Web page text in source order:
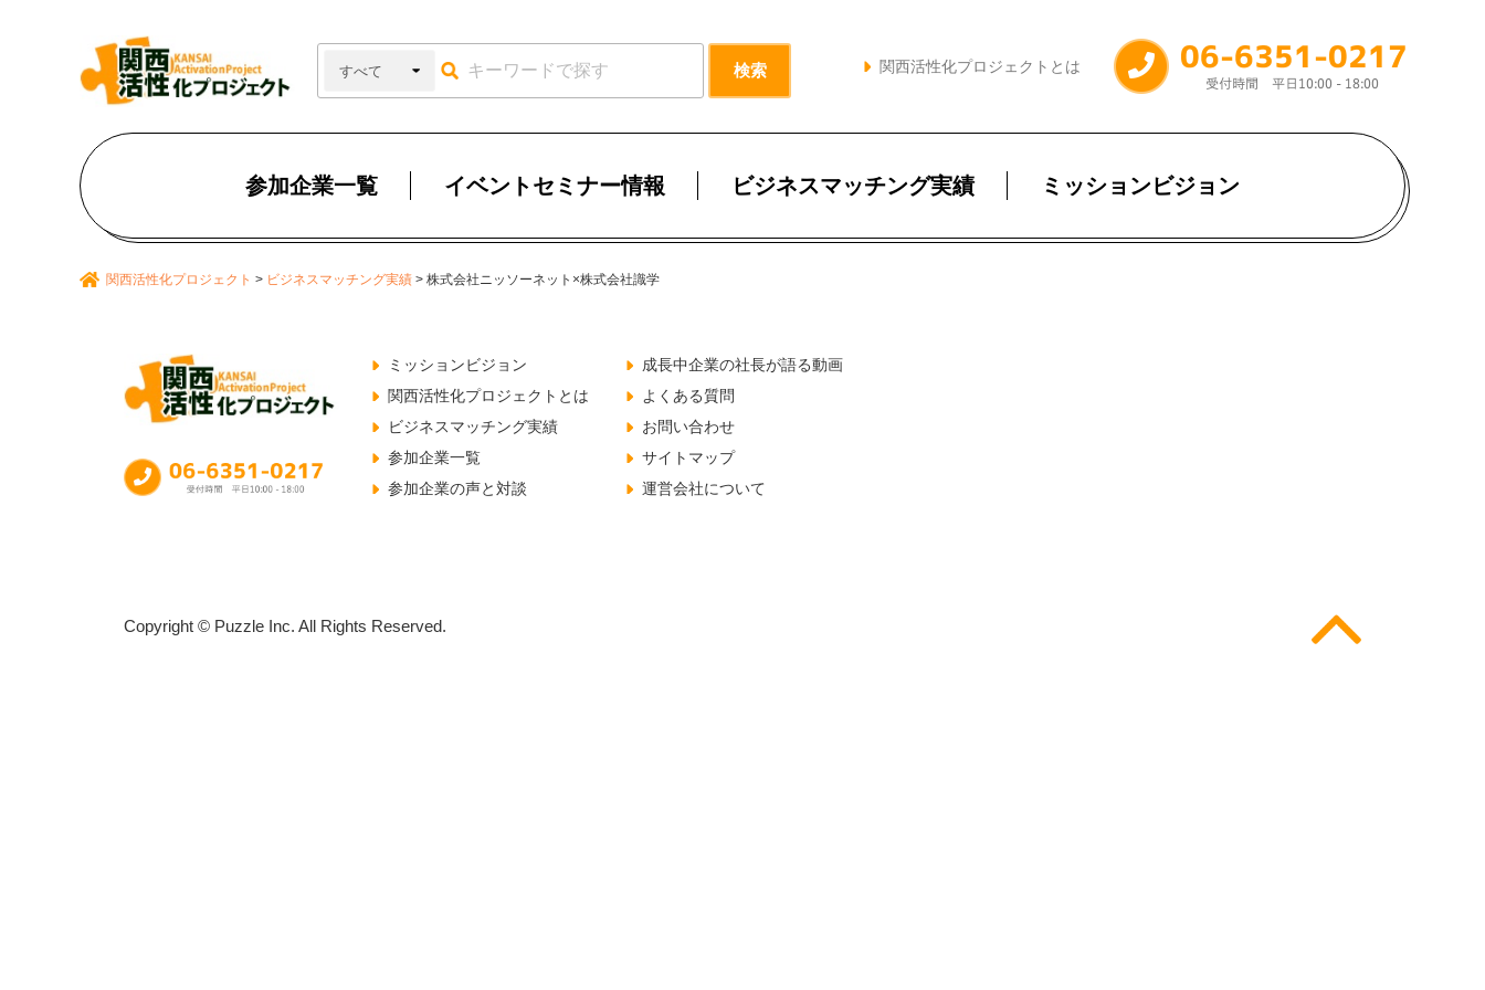
関西活性化プロジェクトとは
参加企業一覧 イベントセミナー情報 ビジネスマッチング実績 ミッションビジョン
関西活性化プロジェクト > ビジネスマッチング実績 > 株式会社ニッソーネット×株式会社識学
ミッションビジョン
関西活性化プロジェクトとは
ビジネスマッチング実績
参加企業一覧
参加企業の声と対談
成長中企業の社長が語る動画
よくある質問
お問い合わせ
サイトマップ
運営会社について
Copyright © Puzzle Inc. All Rights Reserved.